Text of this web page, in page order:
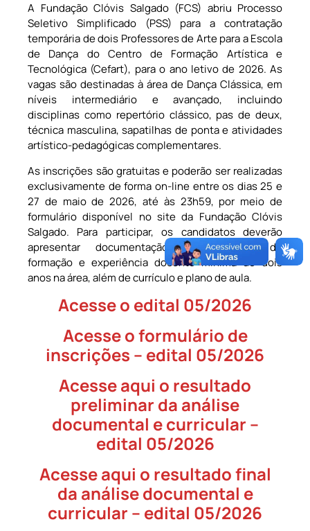
A Fundação Clóvis Salgado (FCS) abriu Processo
Seletivo Simplificado (PSS) para a contratação
temporária de dois Professores de Arte para a Escola
de Dança do Centro de Formação Artística e
Tecnológica (Cefart), para o ano letivo de 2026. As
vagas são destinadas à área de Dança Clássica, em
níveis intermediário e avançado, incluindo
disciplinas como repertório clássico, pas de deux,
técnica masculina, sapatilhas de ponta e atividades
artístico-pedagógicas complementares.
As inscrições são gratuitas e poderão ser realizadas
exclusivamente de forma on-line entre os dias 25 e
27 de maio de 2026, até às 23h59, por meio de
formulário disponível no site da Fundação Clóvis
Salgado. Para participar, os candidatos deverão
apresentar documentação comprobatória de
formação e experiência docente mínima de dois
anos na área, além de currículo e plano de aula.
Acesse o edital 05/2026
Acesse o formulário de
inscrições – edital 05/2026
Acesse aqui o resultado
preliminar da análise
documental e curricular –
edital 05/2026
Acesse aqui o resultado final
da análise documental e
curricular – edital 05/2026